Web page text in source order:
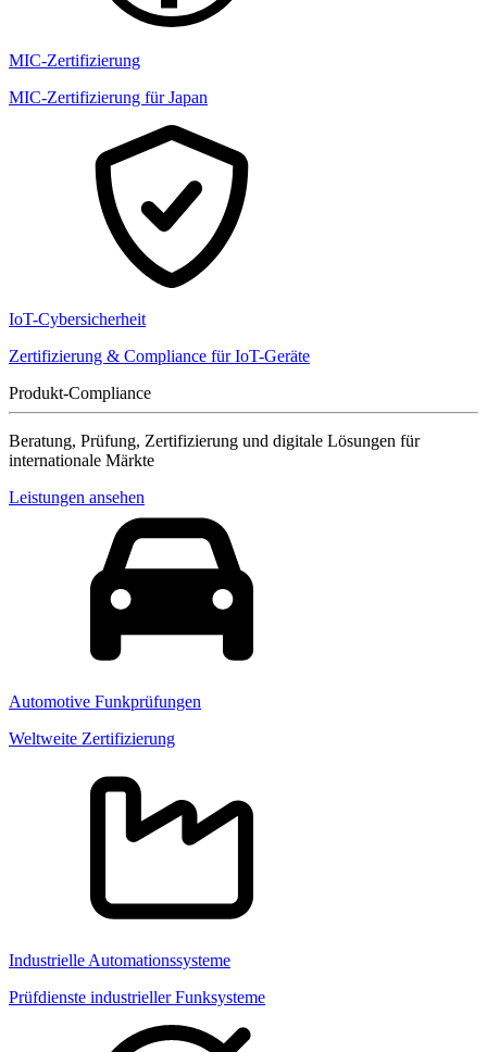
MIC-Zertifizierung
MIC-Zertifizierung für Japan
IoT-Cybersicherheit
Zertifizierung & Compliance für IoT-Geräte
Produkt-Compliance
Beratung, Prüfung, Zertifizierung und digitale Lösungen für
internationale Märkte
Leistungen ansehen
Automotive Funkprüfungen
Weltweite Zertifizierung
Industrielle Automationssysteme
Prüfdienste industrieller Funksysteme